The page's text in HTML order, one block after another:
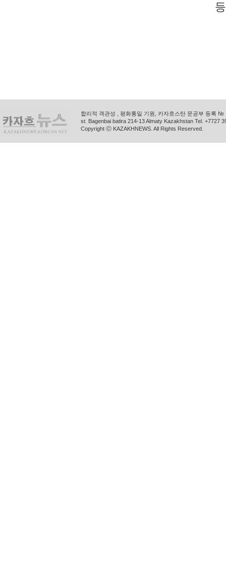
합리적 객관성 , 평화통일 기원, 카자흐스탄 문공부 등록
st. Bagenbai batira 214-13 Almaty Kazakhstan Tel. +7727
Copyright ⓒ KAZAKHNEWS. All Rights Reserved.